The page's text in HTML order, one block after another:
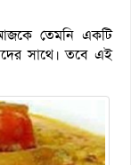
তেমনি একটি
সাথে। তবে এই